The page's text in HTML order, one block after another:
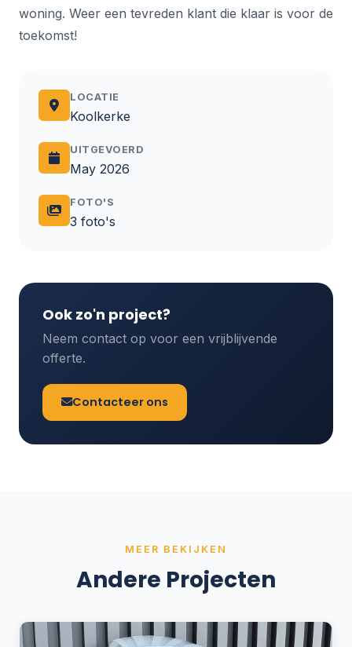
woning. Weer een tevreden klant die klaar is voor de
toekomst!
LOCATIE
Koolkerke
UITGEVOERD
May 2026
FOTO'S
3 foto's
Ook zo'n project?
Neem contact op voor een vrijblijvende
offerte.
Contacteer ons
MEER BEKIJKEN
Andere Projecten